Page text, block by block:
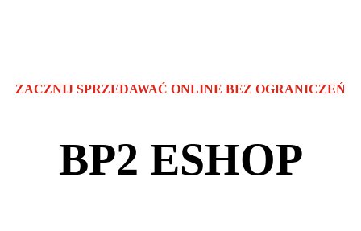
ZACZNIJ SPRZEDAWAĆ ONLINE BEZ OGRANICZEŃ
BP2 ESHOP